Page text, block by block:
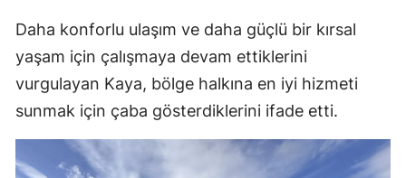
Hatay
Isparta
Mersin
İstanbul
Daha konforlu ulaşım ve daha güçlü bir kırsal
yaşam için çalışmaya devam ettiklerini
vurgulayan Kaya, bölge halkına en iyi hizmeti
sunmak için çaba gösterdiklerini ifade etti.